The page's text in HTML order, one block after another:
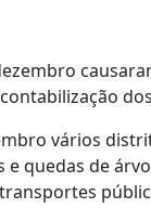
vários
quedas de